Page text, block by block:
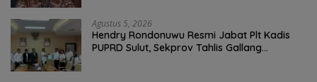
Agustus 5, 2026
Hendry Rondonuwu Resmi Jabat Plt Kadis
PUPRD Sulut, Sekprov Tahlis Gallang